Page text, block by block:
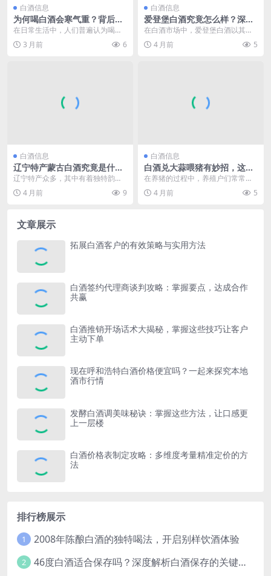
白酒信息
为何喝白酒会寒气重？背后原
因大揭秘
在日常生活中，人们普遍认为喝酒
能够暖身，尤其是白酒，其酒精度
数较高，入口辛辣，给...
3 月前 6
白酒信息
爱登堡白酒究竟怎么样？深度
解析其品质与口感奥秘
在白酒市场中，爱登堡白酒以其独
特的姿态逐渐走进消费者的视野。
当我们探讨爱登堡白酒...
4 月前 5
白酒信息
辽宁特产蒙古白酒究竟是什
么，带你一探究竟
辽宁特产众多，其中有着独特韵味
的蒙古白酒是不可忽视的存在。在
辽宁这片广袤的土地上...
4 月前 9
白酒信息
白酒兑大蒜喂猪有妙招，这样
操作效果好！
在养猪的过程中，养殖户们常常会
探索各种方法来提高猪的生长性
能、增强猪的免疫力以及...
4 月前 5
文章展示
拓展白酒客户的有效策略与实用方法
白酒签约代理商谈判攻略：掌握要点，达成合作
共赢
白酒推销开场话术大揭秘，掌握这些技巧让客户
主动下单
现在呼和浩特白酒价格便宜吗？一起来探究本地
酒市行情
发酵白酒调美味秘诀：掌握这些方法，让口感更
上一层楼
白酒价格表制定攻略：多维度考量精准定价的方
法
排行榜展示
1 2008年陈酿白酒的独特喝法，开启别样饮酒体验
2 46度白酒适合保存吗？深度解析白酒保存的关键因素